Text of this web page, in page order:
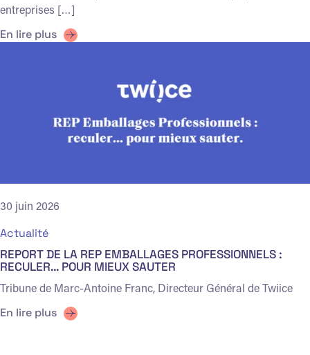
entreprises […]
En lire plus
30 juin 2026
Actualité
REPORT DE LA REP EMBALLAGES PROFESSIONNELS :
RECULER… POUR MIEUX SAUTER
Tribune de Marc-Antoine Franc, Directeur Général de Twiice
En lire plus